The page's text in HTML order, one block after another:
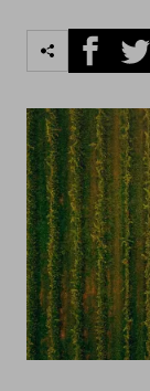
Facebook